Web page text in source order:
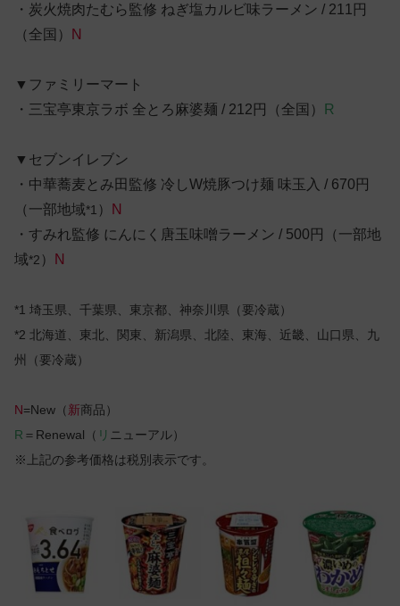
・炭火焼肉たむら監修 ねぎ塩カルビ味ラーメン / 211円
（全国）
N
▼ファミリーマート
・三宝亭東京ラボ 全とろ麻婆麺 / 212円（全国）
R
▼セブンイレブン
・中華蕎麦とみ田監修 冷しW焼豚つけ麺 味玉入 / 670円
（一部地域*1 ）
N
・すみれ監修 にんにく唐玉味噌ラーメン / 500円（一部地
域*2 ） N
*1 埼玉県、千葉県、東京都、神奈川県（要冷蔵）
*2 北海道、東北、関東、新潟県、北陸、東海、近畿、山口県、九
州（要冷蔵）
N=New（新商品）
R ＝Renewal（ リ ニューアル）
※上記の参考価格は税別表示です。